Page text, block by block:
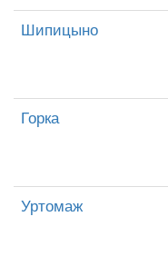
Шипицыно
Горка
Уртомаж